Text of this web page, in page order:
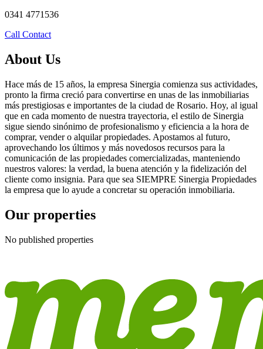
0341 4771536
Call Contact
About Us
Hace más de 15 años, la empresa Sinergia comienza sus actividades,
pronto la firma creció para convertirse en unas de las inmobiliarias
más prestigiosas e importantes de la ciudad de Rosario. Hoy, al igual
que en cada momento de nuestra trayectoria, el estilo de Sinergia
sigue siendo sinónimo de profesionalismo y eficiencia a la hora de
comprar, vender o alquilar propiedades. Apostamos al futuro,
aprovechando los últimos y más novedosos recursos para la
comunicación de las propiedades comercializadas, manteniendo
nuestros valores: la verdad, la buena atención y la fidelización del
cliente como insignia. Para que sea SIEMPRE Sinergia Propiedades
la empresa que lo ayude a concretar su operación inmobiliaria.
Our properties
No published properties